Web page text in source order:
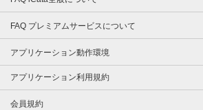
FAQ プレミアムサービスについて
アプリケーション動作環境
アプリケーション利用規約
会員規約